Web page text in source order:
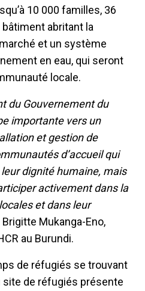
10 000 familles, 36
abritant la
et un système
en eau, qui seront
locale.
du Gouvernement du
importante vers un
et gestion de
d’accueil qui
dignité humaine, mais
activement dans la
et dans leur
Brigitte Mukanga-Eno,
au Burundi.
de réfugiés se trouvant
site de réfugiés présente